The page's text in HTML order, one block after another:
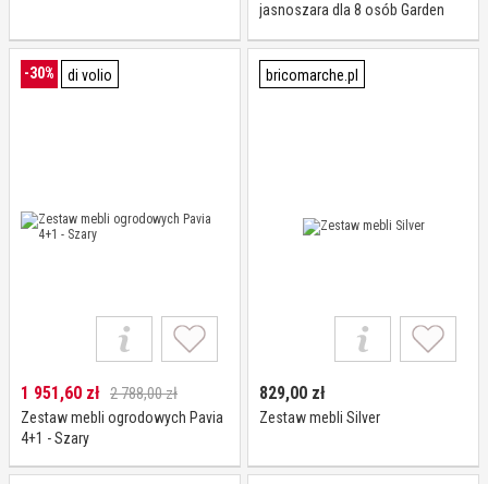
jasnoszara dla 8 osób Garden
-30% di volio
1 951,60 zł 2 788,00 zł
Zestaw mebli ogrodowych Pavia
4+1 - Szary
bricomarche.pl
829,00 zł
Zestaw mebli Silver